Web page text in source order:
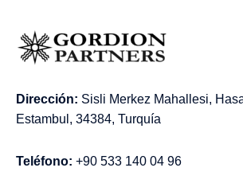
Dirección: Sisli Merkez Mahallesi,
Estambul, 34384, Turquía
Teléfono: +90 533 140 04 96